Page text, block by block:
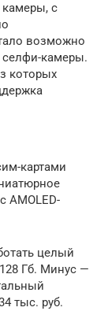
с
возможно
камеры.
которых
картами
AMOLED-
целый
Гб. Минус —
тыс. руб.